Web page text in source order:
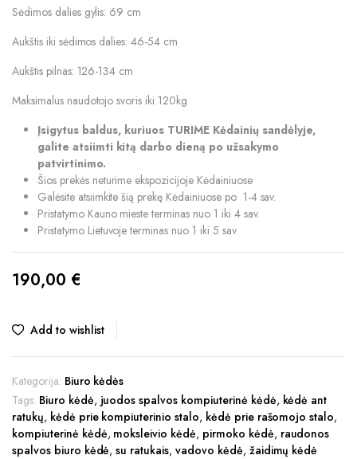
Sėdimos dalies gylis: 69 cm
Aukštis iki sėdimos dalies: 46-54 cm
Aukštis pilnas: 126-134 cm
Maksimalus naudotojo svoris iki 120kg
Įsigytus baldus, kuriuos TURIME Kėdainių sandėlyje,
galite atsiimti kitą darbo dieną po užsakymo
patvirtinimo.
Šios prekės neturime ekspozicijoje Kėdainiuose
Galėsite atsiimkite šią prekę Kėdainiuose po 1-4 sav.
Pristatymo Kauno mieste terminas nuo 1 iki 4 sav.
Pristatymo Lietuvoje terminas nuo 1 iki 5 sav.
190,00 €
Add to wishlist
Kategorija: Biuro kėdės
Tags: Biuro kėdė, juodos spalvos kompiuterinė kėdė, kėdė ant
ratukų, kėdė prie kompiuterinio stalo, kėdė prie rašomojo stalo,
kompiuterinė kėdė, moksleivio kėdė, pirmoko kėdė, raudonos
spalvos biuro kėdė,su ratukais,vadovo kėdė, žaidimų kėdė